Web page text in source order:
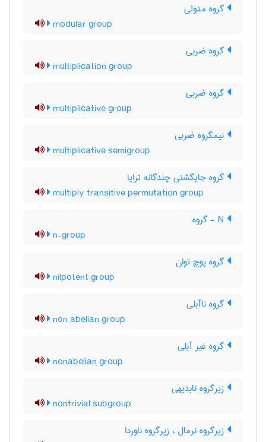
گروه مدولی
modular group
گروه ضربی
multiplication group
گروه ضربی
multiplicative group
نیمگروه ضربی
multiplicative semigroup
گروه جایگشتی چندگانه ترایا
multiply transitive permutation group
n-group
گروه پوچ توان
nilpotent group
گروه ناآبلی
non abelian group
گروه غیر آبلی
nonabelian group
زیرگروه نابدیهی
nontrivial subgroup
زیرگروه نرمال ، زیرگروه ناوردا